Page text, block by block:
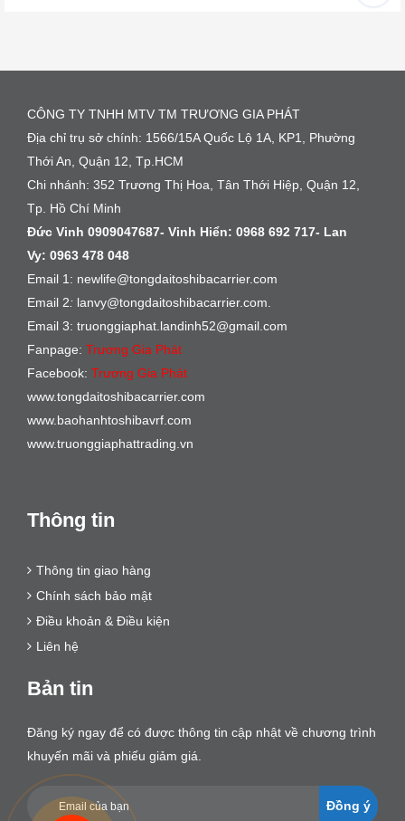
CÔNG TY TNHH MTV TM TRƯƠNG GIA PHÁT
Địa chỉ trụ sở chính: 1566/15A Quốc Lộ 1A, KP1, Phường
Thới An, Quận 12, Tp.HCM
Chi nhánh: 352 Trương Thị Hoa, Tân Thới Hiệp, Quận 12,
Tp. Hồ Chí Minh
Đức Vinh 0909047687- Vinh Hiển: 0968 692 717- Lan
Vy: 0963 478 048
Email 1: newlife@tongdaitoshibacarrier.com
Email 2: lanvy@tongdaitoshibacarrier.com.
Email 3: truonggiaphat.landinh52@gmail.com
Fanpage: Trương Gia Phát
Facebook: Trương Gia Phát
www.tongdaitoshibacarrier.com
www.baohanhtoshibavrf.com
www.truonggiaphattrading.vn
Thông tin
Thông tin giao hàng
Chính sách bảo mật
Điều khoản & Điều kiện
Liên hệ
Bản tin
Đăng ký ngay để có được thông tin cập nhật về chương trình
khuyến mãi và phiếu giảm giá.
Đồng ý